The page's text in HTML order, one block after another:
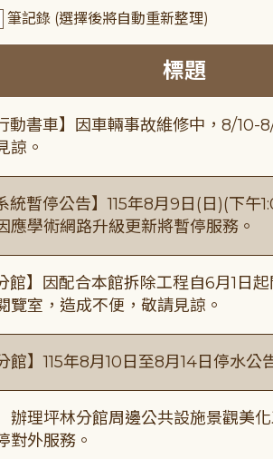
筆記錄 (選擇後將自動重新整理)
標題
動書車】因車輛事故維修中，8/10-
諒。
統暫停公告】115年8月9日(日)(下午
應學術網路升級更新將暫停服務。
館】因配合本館拆除工程自6月1日
覽室，造成不便，敬請見諒。
館】115年8月10日至8月14日停水公
辦理坪林分館周邊公共設施景觀美
對外服務。